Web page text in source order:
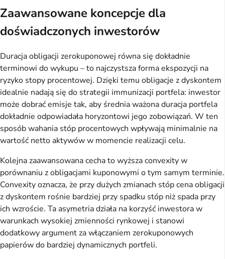
Zaawansowane koncepcje dla
doświadczonych inwestorów
Duracja obligacji zerokuponowej równa się dokładnie
terminowi do wykupu – to najczystsza forma ekspozycji na
ryzyko stopy procentowej. Dzięki temu obligacje z dyskontem
idealnie nadają się do strategii immunizacji portfela: inwestor
może dobrać emisje tak, aby średnia ważona duracja portfela
dokładnie odpowiadała horyzontowi jego zobowiązań. W ten
sposób wahania stóp procentowych wpływają minimalnie na
wartość netto aktywów w momencie realizacji celu.
Kolejna zaawansowana cecha to wyższa convexity w
porównaniu z obligacjami kuponowymi o tym samym terminie.
Convexity oznacza, że przy dużych zmianach stóp cena obligacji
z dyskontem rośnie bardziej przy spadku stóp niż spada przy
ich wzroście. Ta asymetria działa na korzyść inwestora w
warunkach wysokiej zmienności rynkowej i stanowi
dodatkowy argument za włączaniem zerokuponowych
papierów do bardziej dynamicznych portfeli.